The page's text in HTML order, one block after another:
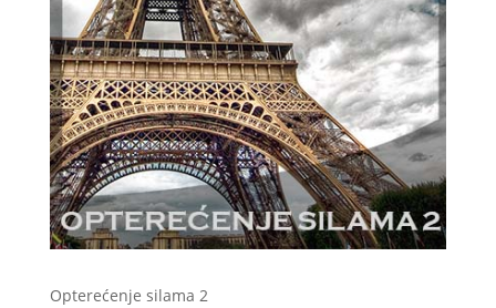
Opterećenje silama 2